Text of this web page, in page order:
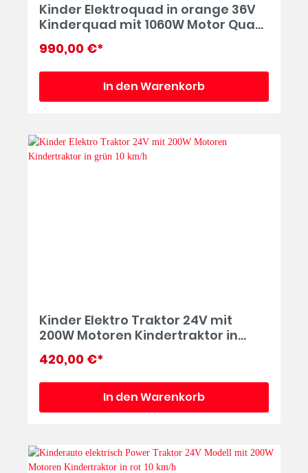
Kinder Elektroquad in orange 36V
Kinderquad mit 1060W Motor Quad
für Kinder ATV elektrisch bis 35
km/h
990,00 €*
In den Warenkorb
Kinder Elektro Traktor 24V mit
200W Motoren Kindertraktor in
grün 10 km/h
420,00 €*
In den Warenkorb